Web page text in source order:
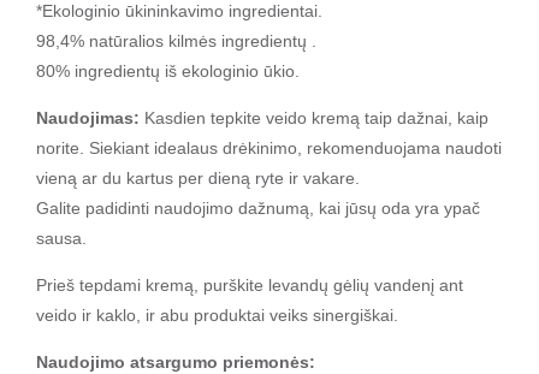
*Ekologinio ūkininkavimo ingredientai.
98,4% natūralios kilmės ingredientų .
80% ingredientų iš ekologinio ūkio.
Naudojimas: Kasdien tepkite veido kremą taip dažnai, kaip
norite. Siekiant idealaus drėkinimo, rekomenduojama naudoti
vieną ar du kartus per dieną ryte ir vakare.
Galite padidinti naudojimo dažnumą, kai jūsų oda yra ypač
sausa.
Prieš tepdami kremą, purškite levandų gėlių vandenį ant
veido ir kaklo, ir abu produktai veiks sinergiškai.
Naudojimo atsargumo priemonės: